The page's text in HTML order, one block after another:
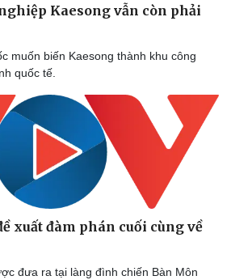
Kaesong vẫn còn phải
muốn biến Kaesong thành khu công
quốc tế.
xuất đàm phán cuối cùng về
đưa ra tại làng đình chiến Bàn Môn